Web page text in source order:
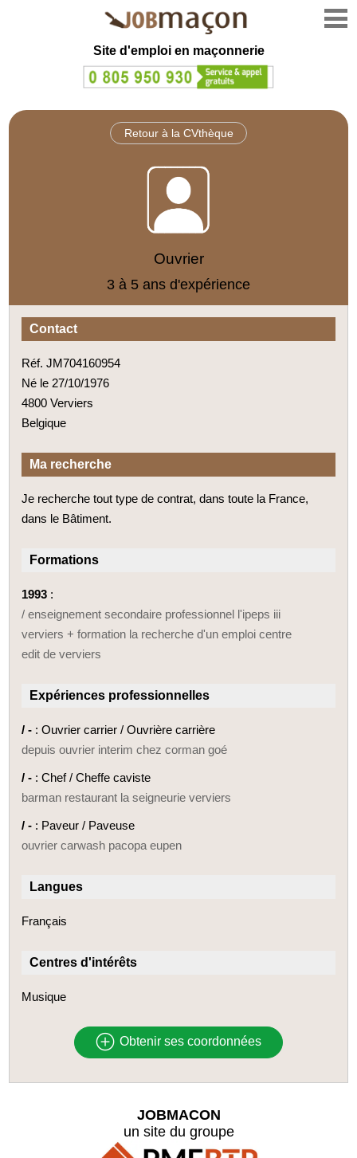
Site d'emploi en maçonnerie
Retour à la CVthèque
Ouvrier
3 à 5 ans d'expérience
Contact
Réf. JM704160954
Né le 27/10/1976
4800 Verviers
Belgique
Ma recherche
Je recherche tout type de contrat, dans toute la France,
dans le Bâtiment.
Formations
1993 :
/ enseignement secondaire professionnel l'ipeps iii
verviers + formation la recherche d'un emploi centre
edit de verviers
Expériences professionnelles
/ - : Ouvrier carrier / Ouvrière carrière
depuis ouvrier interim chez corman goé
/ - : Chef / Cheffe caviste
barman restaurant la seigneurie verviers
/ - : Paveur / Paveuse
ouvrier carwash pacopa eupen
Langues
Français
Centres d'intérêts
Musique
Obtenir ses coordonnées
JOBMACON
un site du groupe